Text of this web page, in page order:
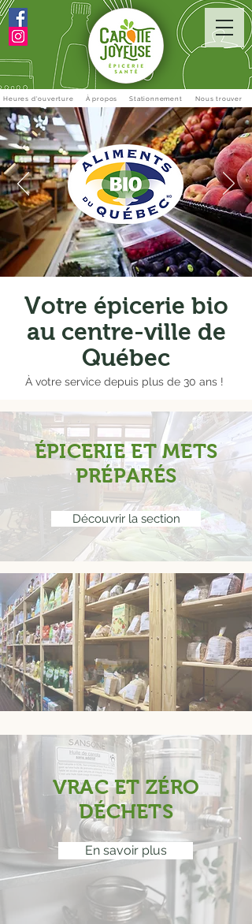
Heures d'ouverture À propos Stationnement Nous trouver
Votre épicerie bio
au centre-ville de
Québec
À votre service depuis plus de 30 ans !
ÉPICERIE ET METS
PRÉPARÉS
Découvrir la section
VRAC ET ZÉRO
DÉCHETS
En savoir plus